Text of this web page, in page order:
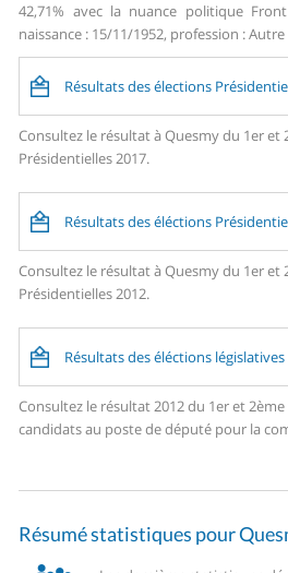
42,71% avec la nuance politique
naissance : 15/11/1952, profession :
Résultats des élections
Consultez le résultat à Quesmy du 1er et
Présidentielles 2017.
Résultats des éléctions
Consultez le résultat à Quesmy du 1er et
Présidentielles 2012.
Résultats des éléctions législatives
Consultez le résultat 2012 du 1er et
candidats au poste de député pour la
Résumé statistiques pour